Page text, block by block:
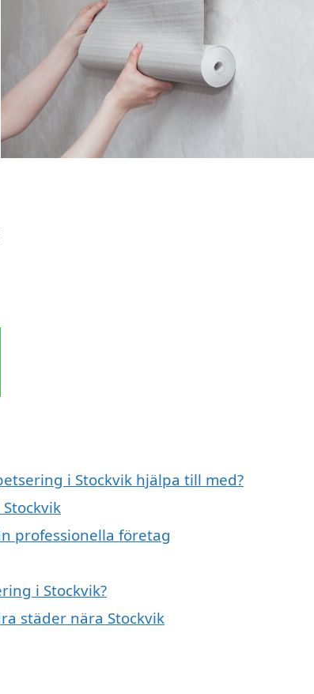
i Stockvik hjälpa till med?
professionella företag
i Stockvik?
städer nära Stockvik